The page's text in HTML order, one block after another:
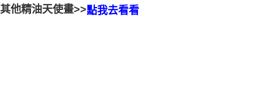
其他精油天使畫>>點我去看看